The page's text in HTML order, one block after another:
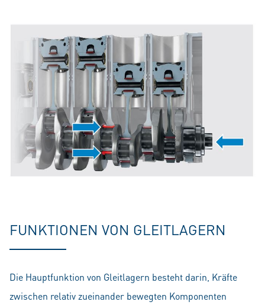
FUNKTIONEN VON GLEITLAGERN
Die Hauptfunktion von Gleitlagern besteht darin, Kräfte
zwischen relativ zueinander bewegten Komponenten